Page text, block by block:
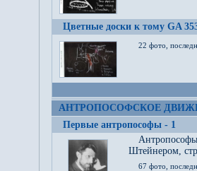
Цветные доски к тому GA
22 фото,
АНТРОПОСОФСКОЕ
Первые антропософы - 1
Штейнером,
67 фото,